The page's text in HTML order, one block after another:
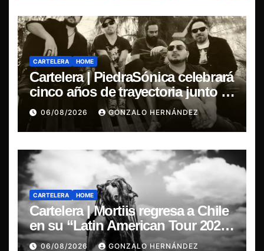
CARTELERA HOME
Cartelera | PiedraSónica celebrará
cinco años de trayectoria junto a
The Ganjas en el Bar de René
06/08/2026 GONZALO HERNÁNDEZ
CARTELERA HOME
Cartelera | Mortiis regresa a Chile
en su “Latin American Tour 2026”
y exclusivo show en Sala RBX
06/08/2026 GONZALO HERNÁNDEZ